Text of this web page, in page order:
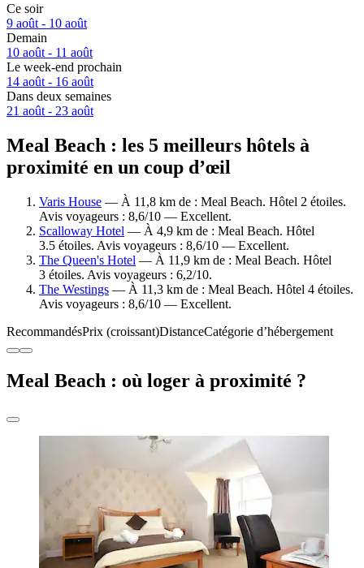
Ce soir
9 août - 10 août
Demain
10 août - 11 août
Le week-end prochain
14 août - 16 août
Dans deux semaines
21 août - 23 août
Meal Beach : les 5 meilleurs hôtels à
proximité en un coup d’œil
Varis House — À 11,8 km de : Meal Beach. Hôtel 2 étoiles.
Avis voyageurs : 8,6/10 — Excellent.
Scalloway Hotel — À 4,9 km de : Meal Beach. Hôtel
3.5 étoiles. Avis voyageurs : 8,6/10 — Excellent.
The Queen's Hotel — À 11,9 km de : Meal Beach. Hôtel
3 étoiles. Avis voyageurs : 6,2/10.
The Westings — À 11,3 km de : Meal Beach. Hôtel 4 étoiles.
Avis voyageurs : 8,6/10 — Excellent.
RecommandésPrix (croissant)DistanceCatégorie d’hébergement
Meal Beach : où loger à proximité ?